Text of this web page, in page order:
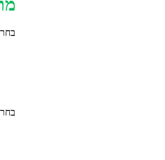
בחר DCA אם אתה:
בחר Lump-Sum אם אתה: